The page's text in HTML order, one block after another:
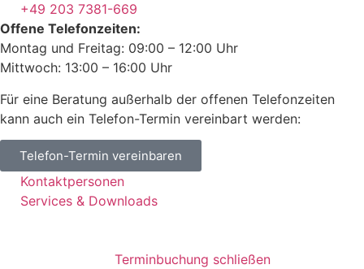
+49 203 7381-669
Offene Telefonzeiten:
Montag und Freitag: 09:00 – 12:00 Uhr
Mittwoch: 13:00 – 16:00 Uhr
Für eine Beratung außerhalb der offenen Telefonzeiten
kann auch ein Telefon-Termin vereinbart werden:
Telefon-Termin vereinbaren
Kontaktpersonen
Services & Downloads
Terminbuchung schließen